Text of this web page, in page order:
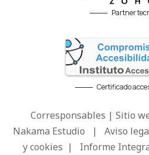
Partner
Certificado
Corresponsables | Sitio
Nakama Estudio | Aviso
y cookies | Informe